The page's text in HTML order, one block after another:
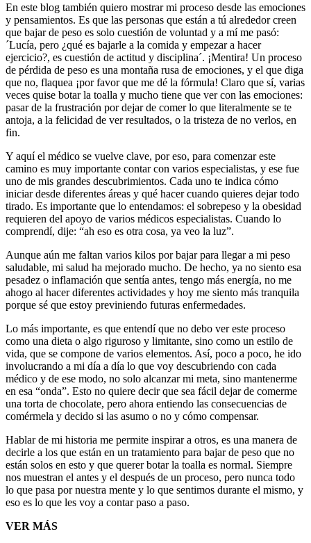
En este blog también quiero mostrar mi proceso desde las emociones
y pensamientos. Es que las personas que están a tú alrededor creen
que bajar de peso es solo cuestión de voluntad y a mí me pasó:
´Lucía, pero ¿qué es bajarle a la comida y empezar a hacer
ejercicio?, es cuestión de actitud y disciplina´. ¡Mentira! Un proceso
de pérdida de peso es una montaña rusa de emociones, y el que diga
que no, flaquea ¡por favor que me dé la fórmula! Claro que sí, varias
veces quise botar la toalla y mucho tiene que ver con las emociones:
pasar de la frustración por dejar de comer lo que literalmente se te
antoja, a la felicidad de ver resultados, o la tristeza de no verlos, en
fin.
Y aquí el médico se vuelve clave, por eso, para comenzar este
camino es muy importante contar con varios especialistas, y ese fue
uno de mis grandes descubrimientos. Cada uno te indica cómo
iniciar desde diferentes áreas y qué hacer cuando quieres dejar todo
tirado. Es importante que lo entendamos: el sobrepeso y la obesidad
requieren del apoyo de varios médicos especialistas. Cuando lo
comprendí, dije: “ah eso es otra cosa, ya veo la luz”.
Aunque aún me faltan varios kilos por bajar para llegar a mi peso
saludable, mi salud ha mejorado mucho. De hecho, ya no siento esa
pesadez o inflamación que sentía antes, tengo más energía, no me
ahogo al hacer diferentes actividades y hoy me siento más tranquila
porque sé que estoy previniendo futuras enfermedades.
Lo más importante, es que entendí que no debo ver este proceso
como una dieta o algo riguroso y limitante, sino como un estilo de
vida, que se compone de varios elementos. Así, poco a poco, he ido
involucrando a mi día a día lo que voy descubriendo con cada
médico y de ese modo, no solo alcanzar mi meta, sino mantenerme
en esa “onda”. Esto no quiere decir que sea fácil dejar de comerme
una torta de chocolate, pero ahora entiendo las consecuencias de
comérmela y decido si las asumo o no y cómo compensar.
Hablar de mi historia me permite inspirar a otros, es una manera de
decirle a los que están en un tratamiento para bajar de peso que no
están solos en esto y que querer botar la toalla es normal. Siempre
nos muestran el antes y el después de un proceso, pero nunca todo
lo que pasa por nuestra mente y lo que sentimos durante el mismo, y
eso es lo que les voy a contar paso a paso.
VER MÁS